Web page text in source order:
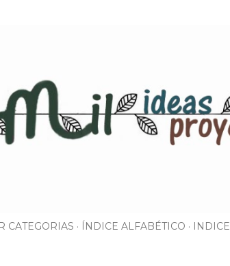
CATEGORIAS ÍNDICE ALFABÉTICO INDICE